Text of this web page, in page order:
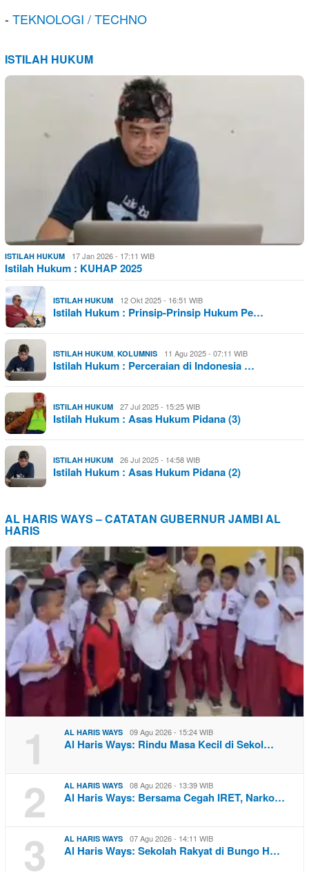
-TEKNOLOGI / TECHNO
ISTILAH HUKUM
ISTILAH HUKUM 17 Jan 2026 - 17:11 WIB
Istilah Hukum : KUHAP 2025
ISTILAH HUKUM 12 Okt 2025 - 16:51 WIB
Istilah Hukum : Prinsip-Prinsip Hukum Pe…
ISTILAH HUKUM KOLUMNIS 11 Agu 2025 - 07:11 WIB
Istilah Hukum : Perceraian di Indonesia …
ISTILAH HUKUM 27 Jul 2025 - 15:25 WIB
Istilah Hukum : Asas Hukum Pidana (3)
ISTILAH HUKUM 26 Jul 2025 - 14:58 WIB
Istilah Hukum : Asas Hukum Pidana (2)
AL HARIS WAYS – CATATAN GUBERNUR JAMBI AL
HARIS
1 AL HARIS WAYS 09 Agu 2026 - 15:24 WIB
Al Haris Ways: Rindu Masa Kecil di Sekol…
2 AL HARIS WAYS 08 Agu 2026 - 13:39 WIB
Al Haris Ways: Bersama Cegah IRET, Narko…
3 AL HARIS WAYS 07 Agu 2026 - 14:11 WIB
Al Haris Ways: Sekolah Rakyat di Bungo H…